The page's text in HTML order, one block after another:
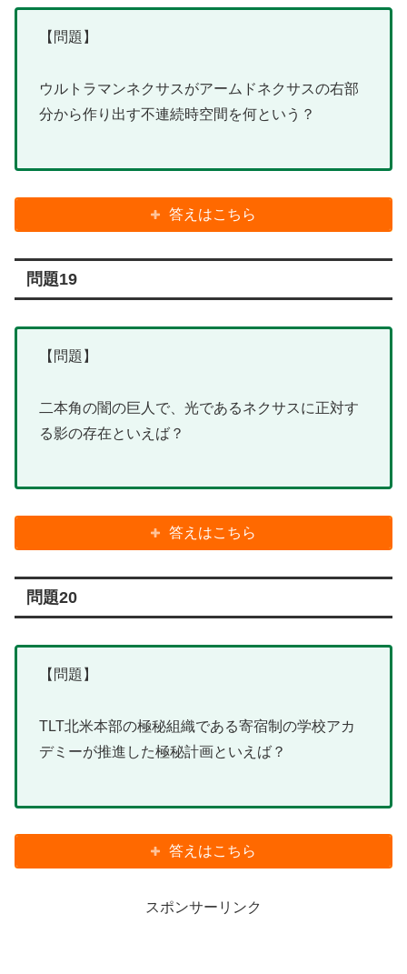
【問題】
ウルトラマンネクサスがアームドネクサスの右部
分から作り出す不連続時空間を何という？
答えはこちら
問題19
【問題】
二本角の闇の巨人で、光であるネクサスに正対す
る影の存在といえば？
答えはこちら
問題20
【問題】
TLT北米本部の極秘組織である寄宿制の学校アカ
デミーが推進した極秘計画といえば？
答えはこちら
スポンサーリンク